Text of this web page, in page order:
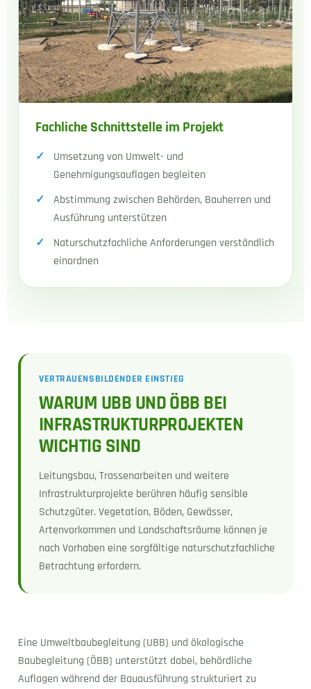
Fachliche Schnittstelle im Projekt
Umsetzung von Umwelt- und
Genehmigungsauflagen begleiten
Abstimmung zwischen Behörden, Bauherren und
Ausführung unterstützen
Naturschutzfachliche Anforderungen verständlich
einordnen
VERTRAUENSBILDENDER EINSTIEG
WARUM UBB UND ÖBB BEI
INFRASTRUKTURPROJEKTEN
WICHTIG SIND
Leitungsbau, Trassenarbeiten und weitere
Infrastrukturprojekte berühren häufig sensible
Schutzgüter. Vegetation, Böden, Gewässer,
Artenvorkommen und Landschaftsräume können je
nach Vorhaben eine sorgfältige naturschutzfachliche
Betrachtung erfordern.
Eine Umweltbaubegleitung (UBB) und ökologische
Baubegleitung (ÖBB) unterstützt dabei, behördliche
Auflagen während der Bauausführung strukturiert zu